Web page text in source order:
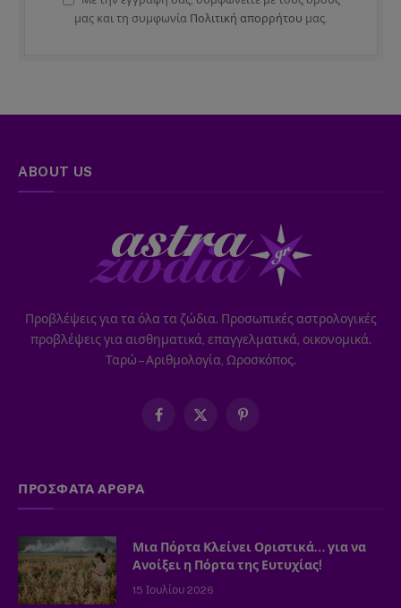
μας και τη συμφωνία Πολιτική απορρήτου μας.
ABOUT US
Προβλέψεις για τα όλα τα ζώδια. Προσωπικές αστρολογικές
προβλέψεις για αισθηματικά, επαγγελματικά, οικονομικά.
Ταρώ – Αριθμολογία, Ωροσκόπος.
Facebook
X
Pinterest
ΠΡΟΣΦΑΤΑ ΑΡΘΡΑ
Μια Πόρτα Κλείνει Οριστικά… για να
Ανοίξει η Πόρτα της Ευτυχίας!
15 Ιουλίου 2026